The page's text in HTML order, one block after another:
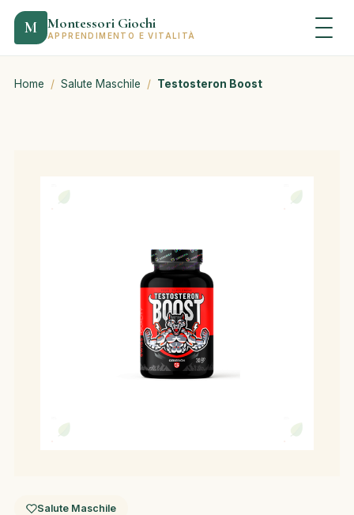
M Montessori Giochi
APPRENDIMENTO E VITALITÀ
Home / Salute Maschile / Testosteron Boost
Salute Maschile